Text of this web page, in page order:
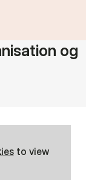
og
to view